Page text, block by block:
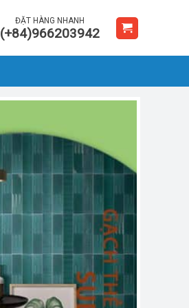
ĐẶT HÀNG NHANH
(+84)966203942